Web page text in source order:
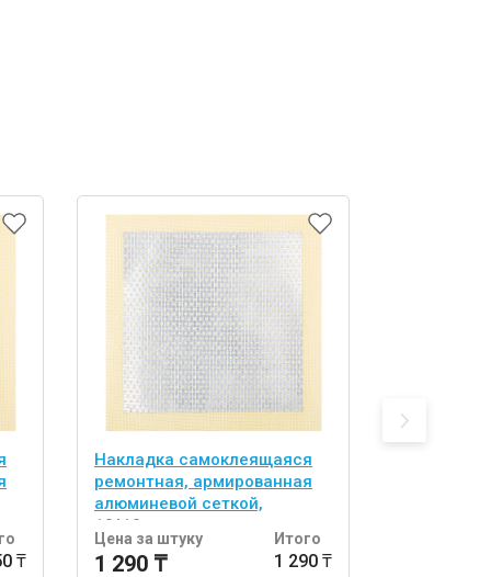
₸
Накладка самоклеящаяся
ремонтная, армированная
алюминевой сеткой,
10*10см
Цена за штуку
1 290 ₸
Итого
1 290 ₸